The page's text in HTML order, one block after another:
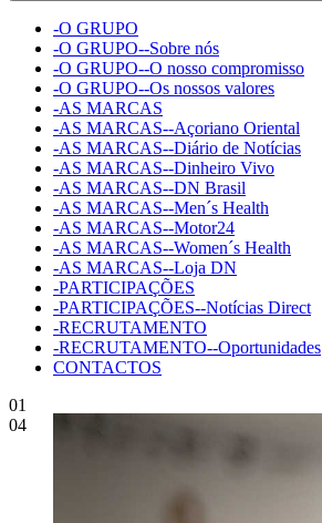
-O GRUPO
-O GRUPO--Sobre nós
-O GRUPO--O nosso compromisso
-O GRUPO--Os nossos valores
-AS MARCAS
-AS MARCAS--Açoriano Oriental
-AS MARCAS--Diário de Notícias
-AS MARCAS--Dinheiro Vivo
-AS MARCAS--DN Brasil
-AS MARCAS--Men´s Health
-AS MARCAS--Motor24
-AS MARCAS--Women´s Health
-AS MARCAS--Loja DN
-PARTICIPAÇÕES
-PARTICIPAÇÕES--Notícias Direct
-RECRUTAMENTO
-RECRUTAMENTO--Oportunidades
CONTACTOS
01
04